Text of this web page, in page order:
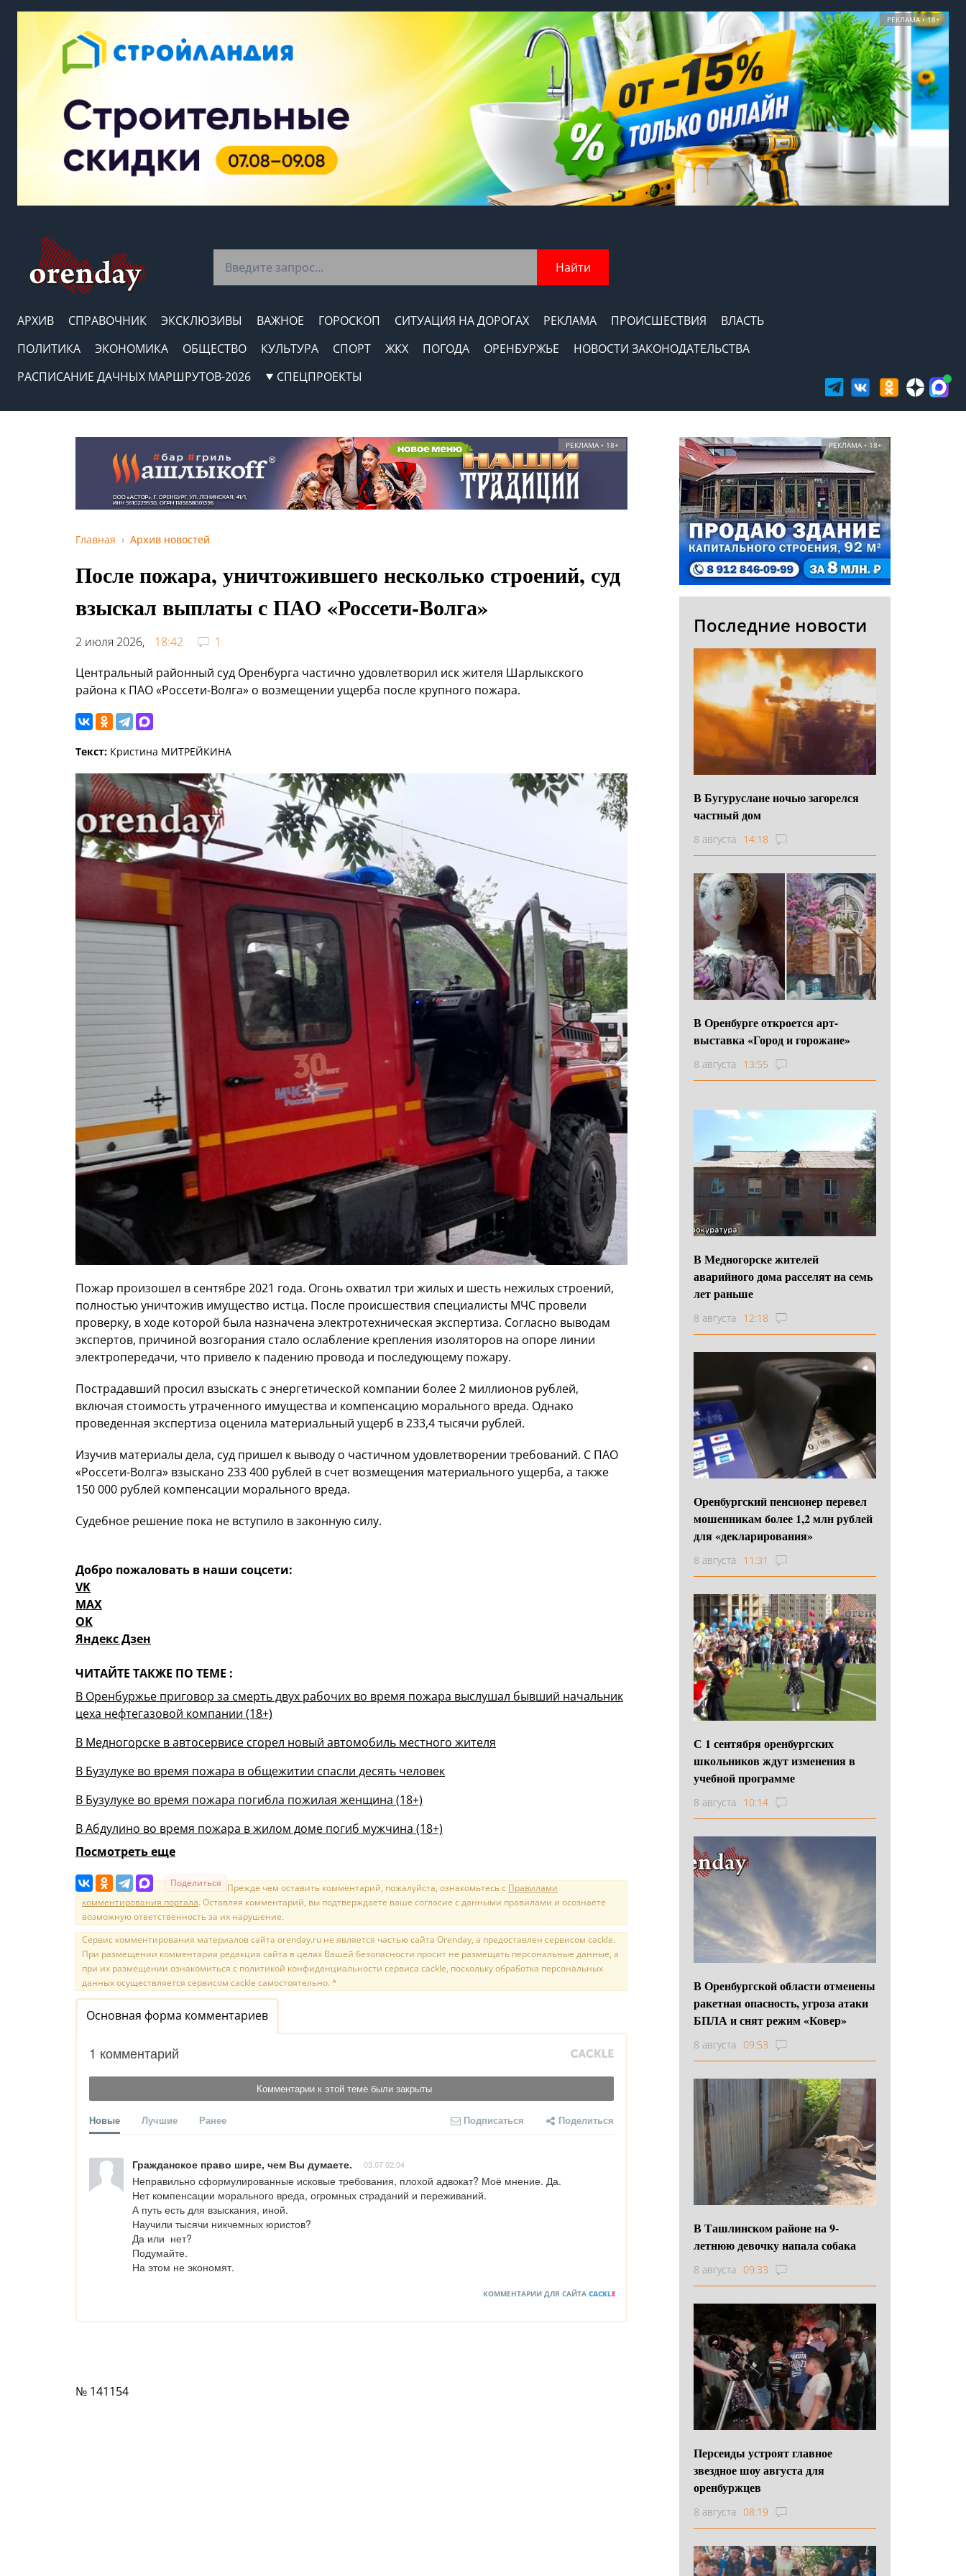
РЕКЛАМА • 18+
Найти
АРХИВ СПРАВОЧНИК ЭКСКЛЮЗИВЫ ВАЖНОЕ ГОРОСКОП СИТУАЦИЯ НА ДОРОГАХ РЕКЛАМА ПРОИСШЕСТВИЯ
ВЛАСТЬ
ПОЛИТИКА
ЭКОНОМИКА ОБЩЕСТВО КУЛЬТУРА СПОРТ ЖКХ ПОГОДА ОРЕНБУРЖЬЕ
НОВОСТИ ЗАКОНОДАТЕЛЬСТВА
РАСПИСАНИЕ ДАЧНЫХ МАРШРУТОВ-2026
СПЕЦПРОЕКТЫ
РЕКЛАМА • 18+
Главная Архив новостей
После пожара, уничтожившего несколько строений, суд
взыскал выплаты с ПАО «Россети-Волга»
2 июля 2026, 18:42
1
Центральный районный суд Оренбурга частично удовлетворил иск жителя Шарлыкского
района к ПАО «Россети-Волга» о возмещении ущерба после крупного пожара.
Текст: Кристина МИТРЕЙКИНА
Пожар произошел в сентябре 2021 года. Огонь охватил три жилых и шесть нежилых строений,
полностью уничтожив имущество истца. После происшествия специалисты МЧС провели
проверку, в ходе которой была назначена электротехническая экспертиза. Согласно выводам
экспертов, причиной возгорания стало ослабление крепления изоляторов на опоре линии
электропередачи, что привело к падению провода и последующему пожару.
Пострадавший просил взыскать с энергетической компании более 2 миллионов рублей,
включая стоимость утраченного имущества и компенсацию морального вреда. Однако
проведенная экспертиза оценила материальный ущерб в 233,4 тысячи рублей.
Изучив материалы дела, суд пришел к выводу о частичном удовлетворении требований. С ПАО
«Россети-Волга» взыскано 233 400 рублей в счет возмещения материального ущерба, а также
150 000 рублей компенсации морального вреда.
Судебное решение пока не вступило в законную силу.
Добро пожаловать в наши соцсети:
VK
MAX
OK
Яндекс Дзен
ЧИТАЙТЕ ТАКЖЕ ПО ТЕМЕ :
В Оренбуржье приговор за смерть двух рабочих во время пожара выслушал бывший начальник
цеха нефтегазовой компании (18+)
В Медногорске в автосервисе сгорел новый автомобиль местного жителя
В Бузулуке во время пожара в общежитии спасли десять человек
В Бузулуке во время пожара погибла пожилая женщина (18+)
В Абдулино во время пожара в жилом доме погиб мужчина (18+)
Посмотреть еще
Поделиться Прежде чем оставить комментарий, пожалуйста, ознакомьтесь с Правилами
комментирования портала. Оставляя комментарий, вы подтверждаете ваше согласие с данными правилами и осознаете
возможную ответственность за их нарушение.
Сервис комментирования материалов сайта orenday.ru не является частью сайта Orenday, а предоставлен сервисом cackle.
При размещении комментария редакция сайта в целях Вашей безопасности просит не размещать персональные данные, а
при их размещении ознакомиться с политикой конфиденциальности сервиса cackle, поскольку обработка персональных
данных осуществляется сервисом cackle самостоятельно. *
Основная форма комментариев
1 комментарий
Комментарии к этой теме были закрыты
Новые Лучшие Ранее Подписаться Поделиться
Гражданское право шире, чем Вы думаете. 03.07 02:04
Неправильно сформулированные исковые требования, плохой адвокат? Моё мнение. Да.
Нет компенсации морального вреда, огромных страданий и переживаний.
А путь есть для взыскания, иной.
Научили тысячи никчемных юристов?
Да или  нет?
Подумайте.
На этом не экономят.
КОММЕНТАРИИ ДЛЯ САЙТА CACKLE
№ 141154
РЕКЛАМА • 18+
Последние новости
В Бугуруслане ночью загорелся
частный дом
8 августа 14:18
В Оренбурге откроется арт-
выставка «Город и горожане»
8 августа 13:55
В Медногорске жителей
аварийного дома расселят на семь
лет раньше
8 августа 12:18
Оренбургский пенсионер перевел
мошенникам более 1,2 млн рублей
для «декларирования»
8 августа 11:31
С 1 сентября оренбургских
школьников ждут изменения в
учебной программе
8 августа 10:14
В Оренбургской области отменены
ракетная опасность, угроза атаки
БПЛА и снят режим «Ковер»
8 августа 09:53
В Ташлинском районе на 9-
летнюю девочку напала собака
8 августа 09:33
Персеиды устроят главное
звездное шоу августа для
оренбуржцев
8 августа 08:19